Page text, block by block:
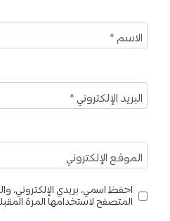
الاسم*
البريد الإلكتروني*
الموقع الإلكتروني
احفظ اسمي، بريدي الإلكتروني،
المتصفح لاستخدامها المرة